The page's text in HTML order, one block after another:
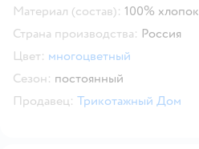
Материал (состав): 100% хлопок
Страна производства: Россия
Цвет: многоцветный
Сезон: постоянный
Продавец: Трикотажный Дом